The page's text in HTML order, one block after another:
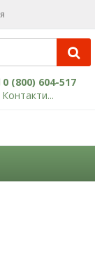
0 (800) 604-517
Контакти...